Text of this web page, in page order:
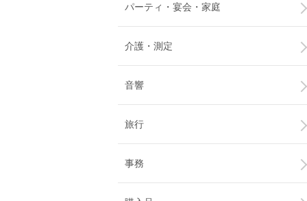
パーティ・宴会・家庭
介護・測定
音響
旅行
事務